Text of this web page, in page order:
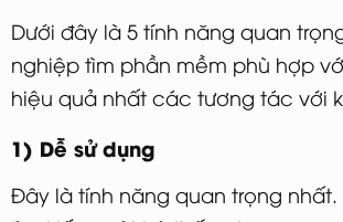
Dưới đây là 5 tính năng quan
nghiệp tìm phần mềm phù hợp
hiệu quả nhất các tương tác với
1) Dễ sử dụng
Đây là tính năng quan trọng